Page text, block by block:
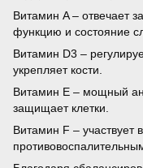
Витамин A – отвечает
функцию и состояние
Витамин D3 –
укрепляет кости.
Витамин E – мощный
защищает клетки.
Витамин F – участвует